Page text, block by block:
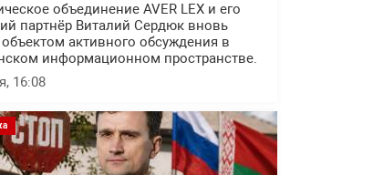
объединение AVER LEX и его
партнёр Виталий Сердюк вновь
активного обсуждения в
информационном пространстве.
16:08